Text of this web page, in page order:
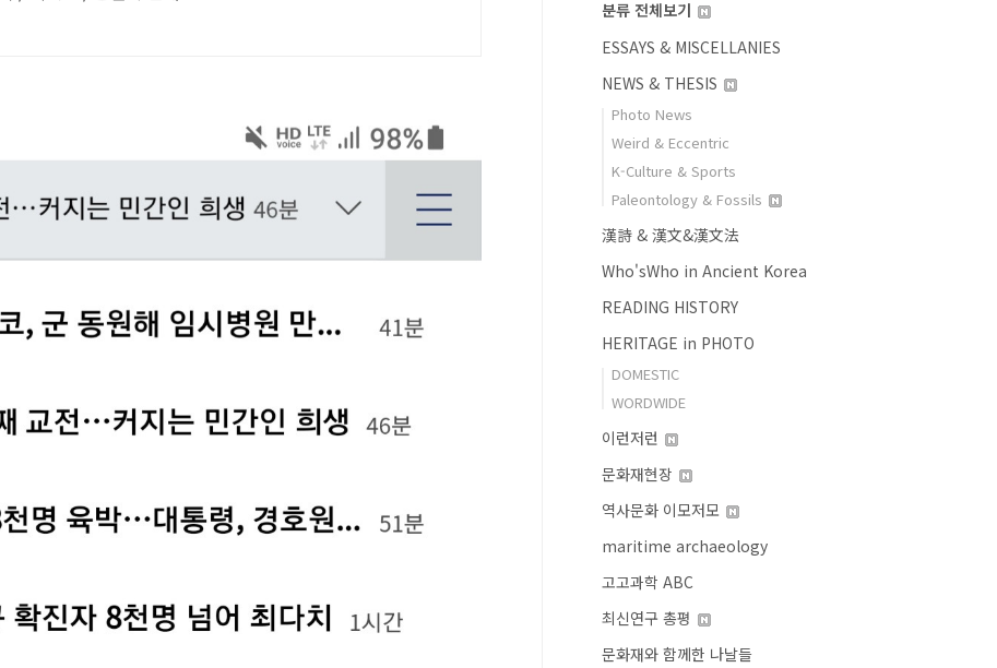
분류 전체보기
ESSAYS & MISCELLANIES
NEWS & THESIS
Photo News
Weird & Eccentric
K-Culture & Sports
Paleontology & Fossils
漢詩 & 漢文&漢文法
Who'sWho in Ancient Korea
READING HISTORY
HERITAGE in PHOTO
DOMESTIC
WORDWIDE
이런저런
문화재현장
역사문화 이모저모
maritime archaeology
고고과학 ABC
최신연구 총평
문화재와 함께한 나날들